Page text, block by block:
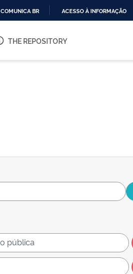
O
COMUNICA BR ACESSO À INFORMAÇÃO
THE REPOSITORY